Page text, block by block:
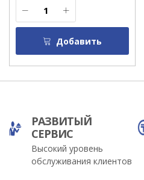
Добавить
РАЗВИТЫЙ
СЕРВИС
Высокий уровень
обслуживания клиентов